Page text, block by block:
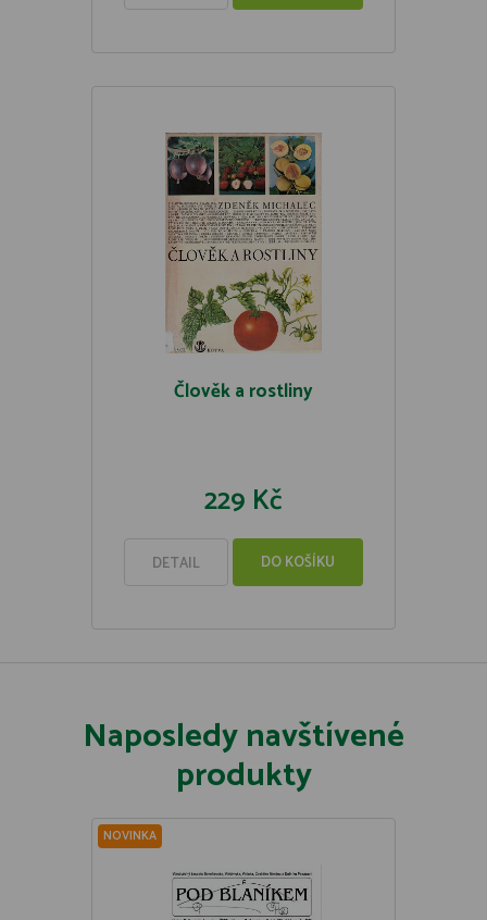
Člověk a rostliny
229 Kč
DETAIL DO KOŠÍKU
Naposledy navštívené
produkty
NOVINKA